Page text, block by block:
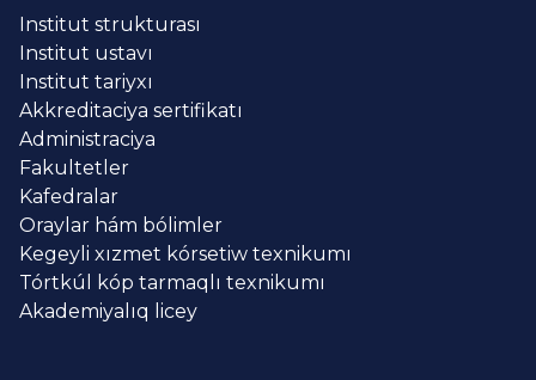
Institut strukturası
Institut ustavı
Institut tariyxı
Akkreditaciya sertifikatı
Administraciya
Fakultetler
Kafedralar
Oraylar hám bólimler
Kegeyli xızmet kórsetiw texnikumı
Tórtkúl kóp tarmaqlı texnikumı
Akademiyalıq licey